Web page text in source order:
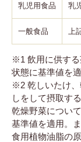
乳児用食品 乳
一般食品 上
※1 飲用に供する
状態に基準値を適
※2 乾しいたけ、
しをして摂取す
乾燥野菜につい
基準値を適用。
食用植物油脂の